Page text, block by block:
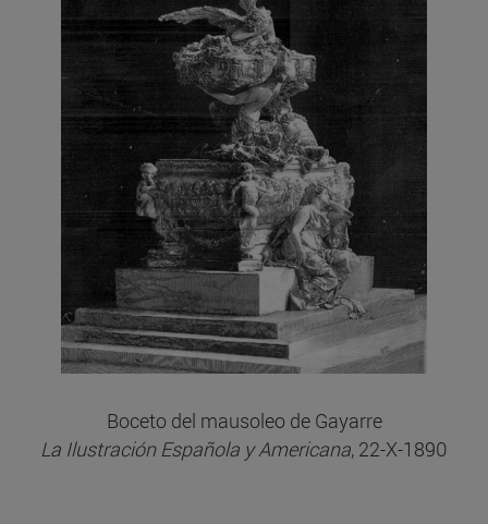
Boceto del mausoleo de Gayarre
La Ilustración Española y Americana, 22-X-1890